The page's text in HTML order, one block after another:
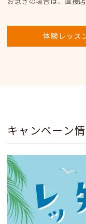
体験レッス
キャンペーン